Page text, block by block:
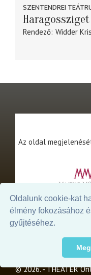
Oldalunk cookie-kat
élmény fokozásához
gyűjtéséhez.
SZENTENDREI
Haragossziget
Rendező Widder
Az oldal
© 2026. - THEATER